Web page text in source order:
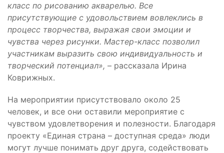
класс по рисованию акварелью. Все
присутствующие с удовольствием вовлеклись в
процесс творчества, выражая свои эмоции и
чувства через рисунки. Мастер-класс позволил
участникам выразить свою индивидуальность и
творческий потенциал», – рассказала Ирина
Коврижных.
На мероприятии присутствовало около 25
человек, и все они оставили мероприятие с
чувством удовлетворения и полезности. Благодаря
проекту «Единая страна – доступная среда» люди
могут лучше понимать друг друга, содействовать